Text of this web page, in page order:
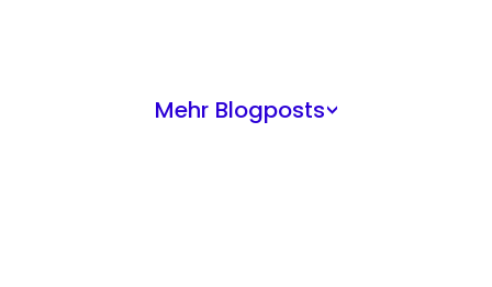
Mehr Blogposts>